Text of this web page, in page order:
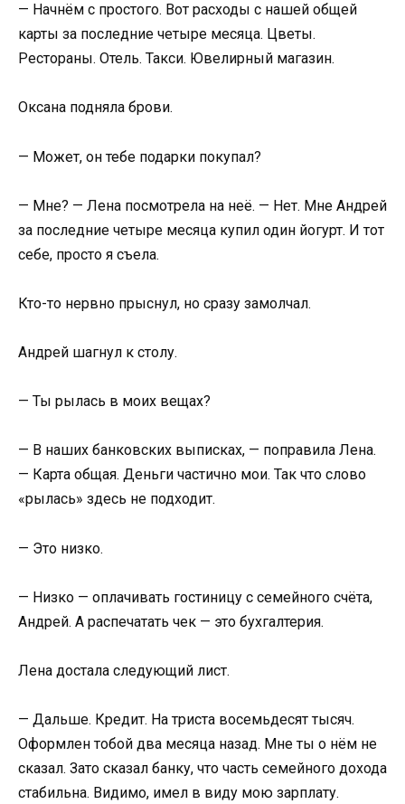
— Начнём с простого. Вот расходы с нашей общей
карты за последние четыре месяца. Цветы.
Рестораны. Отель. Такси. Ювелирный магазин.
Оксана подняла брови.
— Может, он тебе подарки покупал?
— Мне? — Лена посмотрела на неё. — Нет. Мне Андрей
за последние четыре месяца купил один йогурт. И тот
себе, просто я съела.
Кто-то нервно прыснул, но сразу замолчал.
Андрей шагнул к столу.
— Ты рылась в моих вещах?
— В наших банковских выписках, — поправила Лена.
— Карта общая. Деньги частично мои. Так что слово
«рылась» здесь не подходит.
— Это низко.
— Низко — оплачивать гостиницу с семейного счёта,
Андрей. А распечатать чек — это бухгалтерия.
Лена достала следующий лист.
— Дальше. Кредит. На триста восемьдесят тысяч.
Оформлен тобой два месяца назад. Мне ты о нём не
сказал. Зато сказал банку, что часть семейного дохода
стабильна. Видимо, имел в виду мою зарплату.